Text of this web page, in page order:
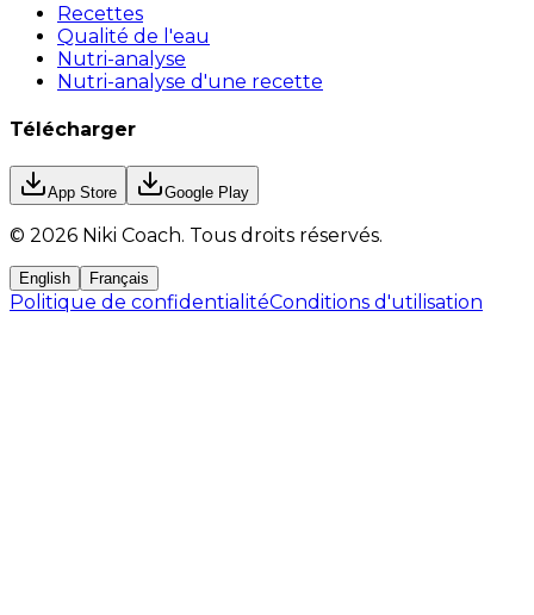
Recettes
Qualité de l'eau
Nutri-analyse
Nutri-analyse d'une recette
Télécharger
App Store Google Play
© 2026 Niki Coach. Tous droits réservés.
English Français
Politique de confidentialitéConditions d'utilisation